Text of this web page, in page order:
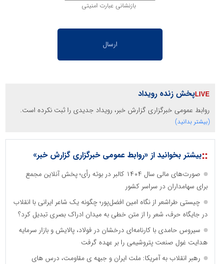
بازنشانی عبارت امنیتی
پخش زنده رویداد
روابط عمومی خبرگزاری گزارش خبر، رویداد جدیدی را ثبت نکرده است.
(بیشتر بدانید)
::بیشتر بخوانید از «روابط عمومی خبرگزاری گزارش خبر»
صورت‌های مالی سال ۱۴۰۴ کالبر در بوته رأی؛ پخش آنلاین مجمع
برای سهامداران در سراسر کشور
چیستی طراشعر از نگاه امین افضل‌پور؛ چگونه یک شاعر ایرانی با انقلاب
در جایگاه حرف، شعر را از متن خطی به میدان ادراک بصری تبدیل کرد؟
سیروس حامدی با کارنامه‌ای درخشان در فولاد، پالایش و بازار سرمایه
هدایت غول صنعت پتروشیمی را بر عهده گرفت
رهبر انقلاب به آمریکا: ملت ایران و جبهه ی مقاومت، درس های